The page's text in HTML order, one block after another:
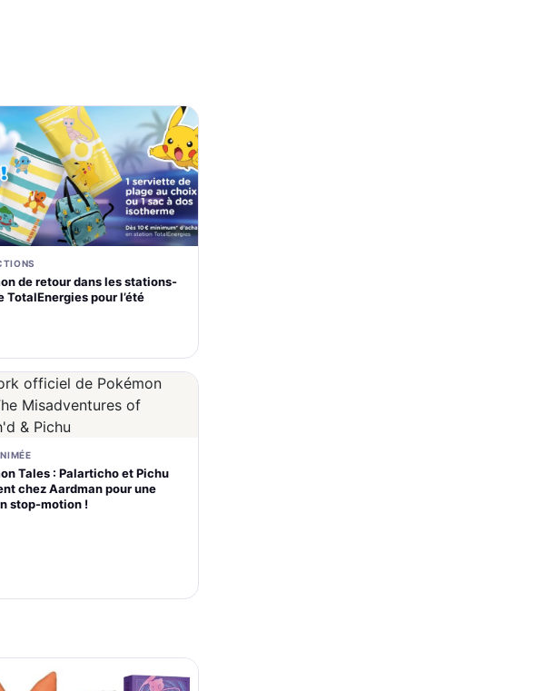
de retour dans les stations-
TotalEnergies pour l’été
Tales : Palarticho et Pichu
chez Aardman pour une
stop-motion !